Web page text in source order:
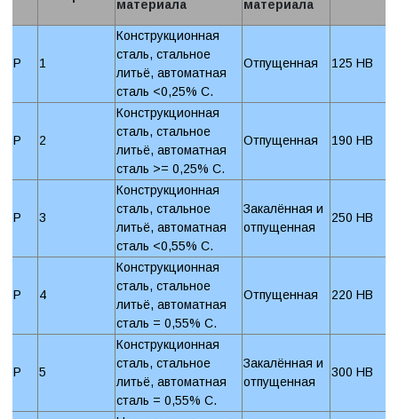
материала
материала
P 1
Конструкционная
сталь, стальное
литьё, автоматная
сталь <0,25% C.
Отпущенная 125 HB
P 2
Конструкционная
сталь, стальное
литьё, автоматная
сталь >= 0,25% C.
Отпущенная 190 HB
P 3
Конструкционная
сталь, стальное
литьё, автоматная
сталь <0,55% C.
Закалённая и
отпущенная
250 HB
P 4
Конструкционная
сталь, стальное
литьё, автоматная
сталь = 0,55% C.
Отпущенная 220 HB
P 5
Конструкционная
сталь, стальное
литьё, автоматная
сталь = 0,55% C.
Закалённая и
отпущенная
300 HB